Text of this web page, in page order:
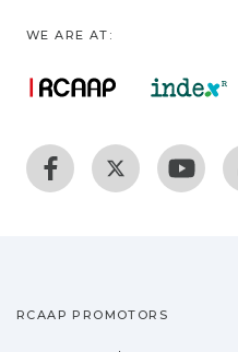
WE ARE AT:
RCAAP PROMOTORS